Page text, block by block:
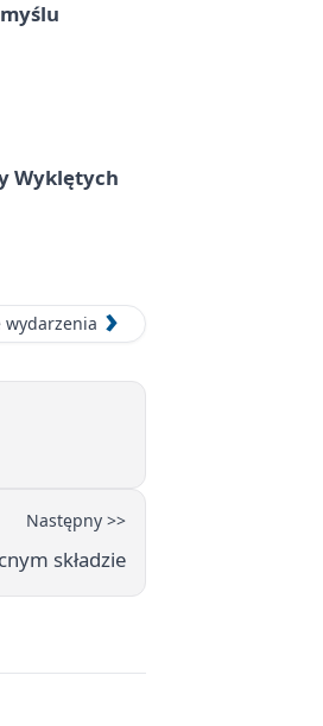
Wyklętych
wydarzenia
Następny >>
składzie